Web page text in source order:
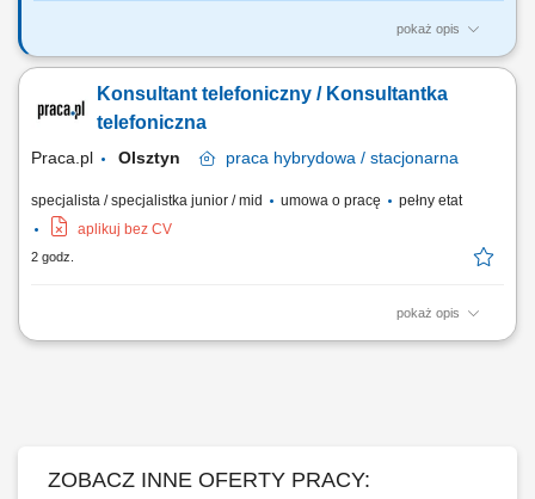
pokaż opis
Pomoc i doradztwo: Pomagasz klientom w sprawach technicznych
i wyłączasz usługi na życzenie klienta. Sprzedaż dodatkowa: Dobierasz
najlepsze rozwiązania i proponujesz nowe usługi dopasowane do
Konsultant telefoniczny / Konsultantka
telefoniczna
Praca.pl Olsztyn praca hybrydowa / stacjonarna
specjalista / specjalistka junior / mid umowa o pracę
pełny etat
aplikuj bez CV
2 godz.
pokaż opis
Opis stanowiska: Udzielanie merytorycznego wsparcia abonentom w
ZOBACZ INNE OFERTY PRACY: